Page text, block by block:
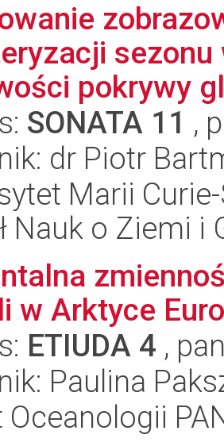
pokrywy
SONATA 11 ,
dr Piotr
Marii
Nauk o Ziemi
w Arktyce
ETIUDA 4 ,
Paulina
Oceanologii